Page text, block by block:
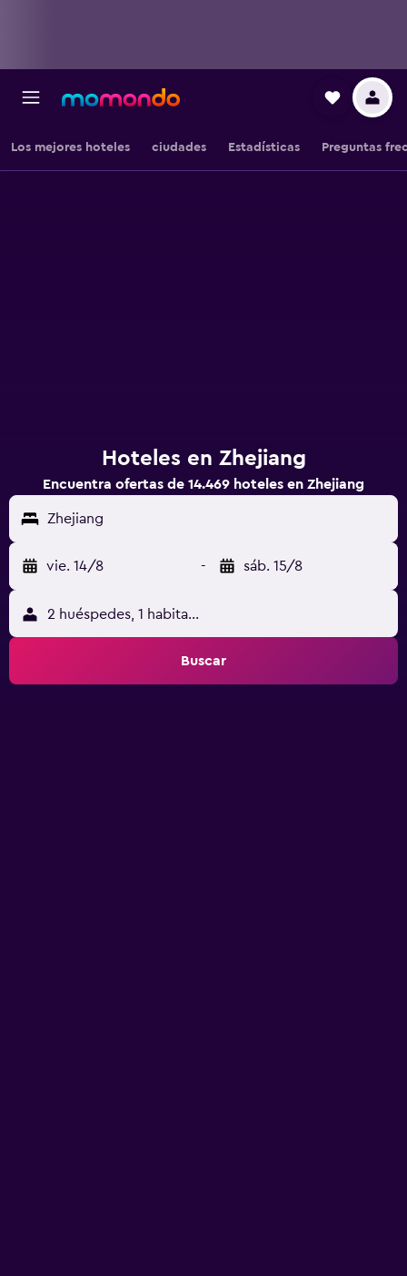
Los mejores hoteles ciudades Estadísticas Preguntas
Hoteles en Zhejiang
Encuentra ofertas de 14.469 hoteles en Zhejiang
Zhejiang
vie. 14/8 - sáb. 15/8
2 huéspedes, 1 habitación
Buscar